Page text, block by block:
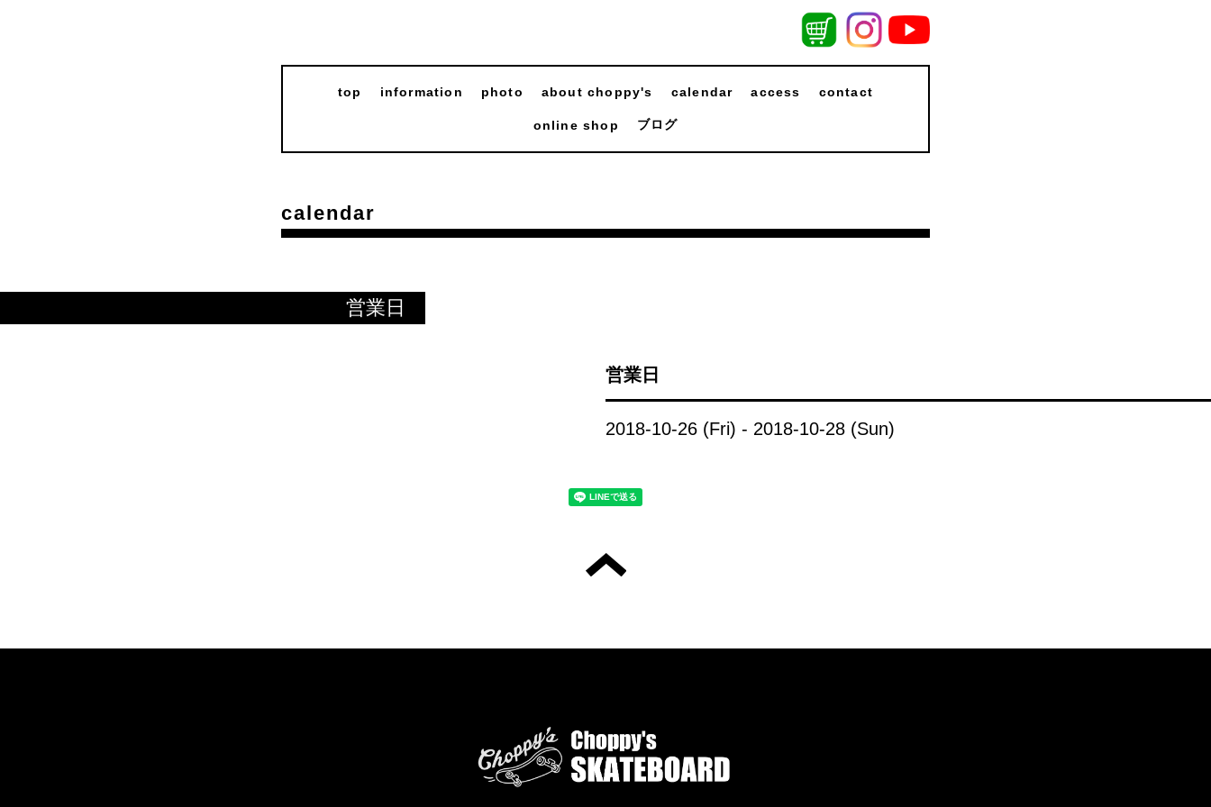
top information photo about choppy's calendar access contact
online shop ブログ
calendar
営業日
営業日
2018-10-26 (Fri) - 2018-10-28 (Sun)